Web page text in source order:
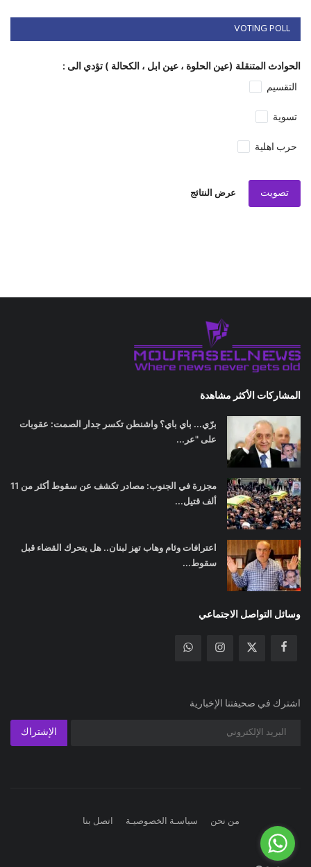
VOTING POLL
الحوادث المتنقلة (عين الحلوة ، عين ابل ، الكحالة ) تؤدي الى :
التقسيم
تسوية
حرب اهلية
تصويت عرض النتائج
المشاركات الأكثر مشاهدة
برّي... باي باي؟ واشنطن تكسر جدار الصمت: عقوبات
على "عر...
مجزرة في الجنوب: مصادر تكشف عن سقوط أكثر من 11
ألف قتيل...
اعترافات وئام وهاب تهز لبنان.. هل يتحرك القضاء قبل
سقوط...
وسائل التواصل الاجتماعي
اشترك في صحيفتنا الإخبارية
الإشتراك
من نحن سياسـة الخصوصيـة اتصل بنا